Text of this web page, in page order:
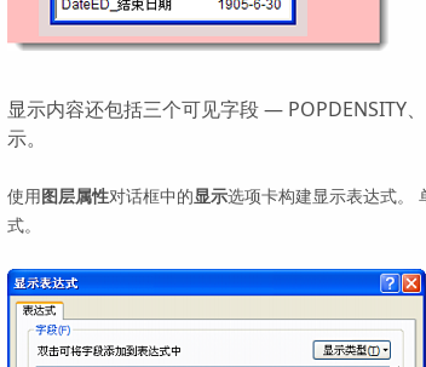
显示内容还包括三个可见字段 — POPDENSITY
示。
使用图层属性对话框中的显示选项卡构建显示表达式。
式。